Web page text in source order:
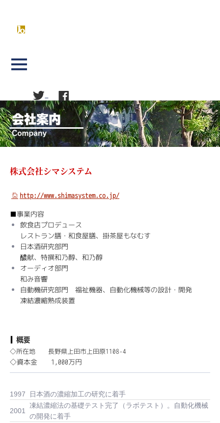
株式会社シマシステム
http://www.shimasystem.co.jp/
■事業内容
飲食店プロデュース
レストラン膳・和食屋膳、掛茶屋もなむす
日本酒研究部門
醲献、特撰和乃醇、和乃醇
オーディオ部門
和み音響
自動機研究部門 福祉機器、自動化機械等の設計・開発
凍結濃縮熟成装置
◇所在地 長野県上田市上田原1108-4
◇資本金 1,000万円
1997 日本酒の濃縮加工の研究に着手
2001
凍結濃縮法の基礎テスト完了（ラボテスト）。自動化機械
の開発に着手